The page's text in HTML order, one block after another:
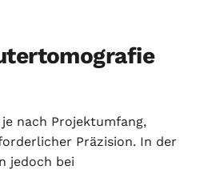
nach Projektumfang,
Präzision. In der
jedoch bei